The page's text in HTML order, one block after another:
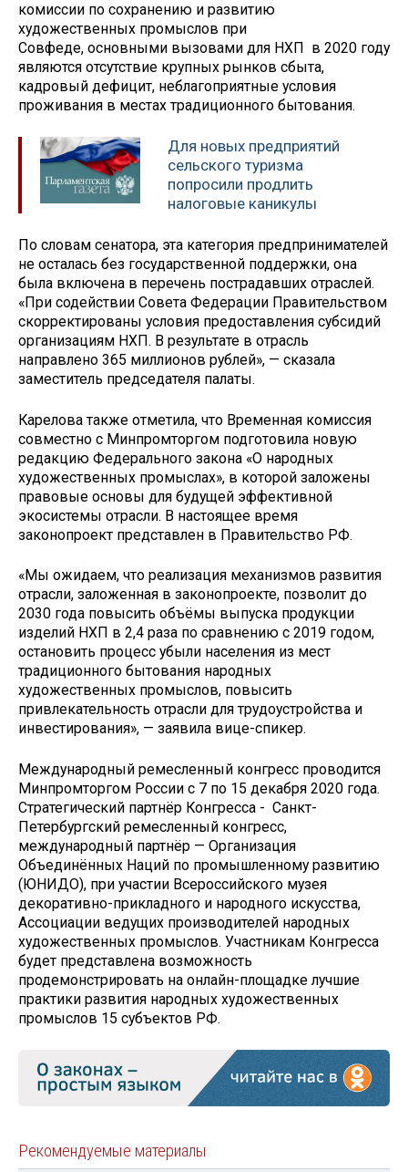
комиссии по сохранению и развитию
художественных промыслов при
Совфеде, основными вызовами для НХП в 2020 году
являются отсутствие крупных рынков сбыта,
кадровый дефицит, неблагоприятные условия
проживания в местах традиционного бытования.
Для новых предприятий
сельского туризма
попросили продлить
налоговые каникулы
По словам сенатора, эта категория предпринимателей
не осталась без государственной поддержки, она
была включена в перечень пострадавших отраслей.
«При содействии Совета Федерации Правительством
скорректированы условия предоставления субсидий
организациям НХП. В результате в отрасль
направлено 365 миллионов рублей», — сказала
заместитель председателя палаты.
Карелова также отметила, что Временная комиссия
совместно с Минпромторгом подготовила новую
редакцию Федерального закона «О народных
художественных промыслах», в которой заложены
правовые основы для будущей эффективной
экосистемы отрасли. В настоящее время
законопроект представлен в Правительство РФ.
«Мы ожидаем, что реализация механизмов развития
отрасли, заложенная в законопроекте, позволит до
2030 года повысить объёмы выпуска продукции
изделий НХП в 2,4 раза по сравнению с 2019 годом,
остановить процесс убыли населения из мест
традиционного бытования народных
художественных промыслов, повысить
привлекательность отрасли для трудоустройства и
инвестирования», — заявила вице-спикер.
Международный ремесленный конгресс проводится
Минпромторгом России с 7 по 15 декабря 2020 года.
Стратегический партнёр Конгресса - Санкт-
Петербургский ремесленный конгресс,
международный партнёр — Организация
Объединённых Наций по промышленному развитию
(ЮНИДО), при участии Всероссийского музея
декоративно-прикладного и народного искусства,
Ассоциации ведущих производителей народных
художественных промыслов. Участникам Конгресса
будет представлена возможность
продемонстрировать на онлайн-площадке лучшие
практики развития народных художественных
промыслов 15 субъектов РФ.
Рекомендуемые материалы